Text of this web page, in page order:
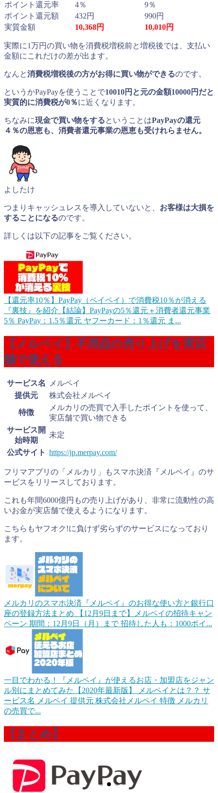
ポイント還元率
4％
9％
ポイント還元額
432円
990円
実質金額
10,368円 10,010円
実際に1万円の買い物を消費税増税前と増税後では、支払い
金額にこれだけの差が出ます。
なんと消費税増税後の方がお得に買い物ができるのです。
というかPayPayを使うことで10010円と元の金額10000円だと
実質的に消費税が0％に近くなります。
ちなみに現金で買い物をするということはPayPayの還元
４％の恩恵も、消費者還元事業の恩恵も受けれらません。
よしたけ
つまりキャッシュレスを導入していないと、 お客様は大損を
することになるのです。
詳しくは以下の記事をご覧ください。
【還元率10％】PayPay（ペイペイ）で消費税10％が消える
『裏技』を紹介 【結論】PayPayの5％還元＋消費者還元事業
5％ PayPay：1.5％還元 ヤフーカード：1％還元 ま...
【メルペイ】不用品の売り上げを実店
舗で使える
サービス名
メルペイ
提供元
株式会社メルペイ
特徴
メルカリの売買で入手したポイントを使って、
実店舗で買い物できる
サービス開
始時期
未定
公式サイト https://jp.merpay.com/
フリマアプリの「メルカリ」もスマホ決済『メルペイ』のサ
ービスをリリースしております。
これも年間6000億円もの売り上げがあり、非常に流動性の高
いお金が実店舗で使えるようになります。
こちらもヤフオク!に負けず劣らずのサービスになっており
ます。
メルカリのスマホ決済『メルペイ』のお得な使い方と銀行口
座の登録方法まとめ 【12月9日まで】メルペイの招待キャン
ペーン 期間：12月9日（月）まで 招待した人も：1000ポイ...
一目でわかる！『メルペイ』が使えるお店・加盟店をジャン
ル別にまとめてみた【2020年最新版】
メルペイとは？？ サ
ービス名 メルペイ 提供元 株式会社メルペイ 特徴 メルカリ
の売買で...
【まとめ】